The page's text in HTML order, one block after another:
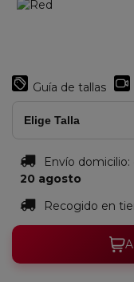
Guía de tallas
Elige Talla
Envío domicilio:
20 agosto
Recogido en